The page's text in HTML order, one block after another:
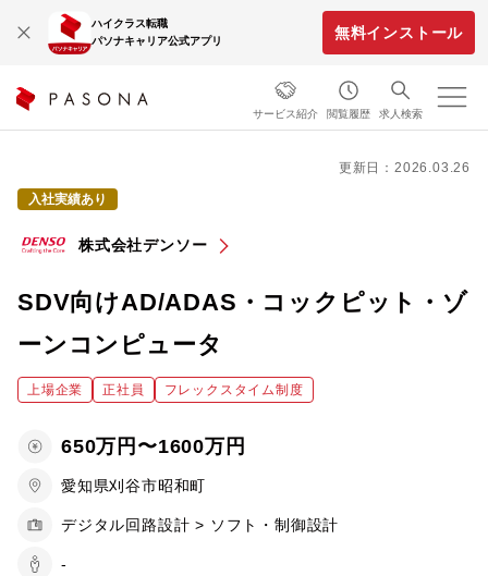
ハイクラス転職
パソナキャリア公式アプリ
無料インストール
サービス紹介 閲覧履歴 求人検索
更新日：2026.03.26
入社実績あり
株式会社デンソー
SDV向けAD/ADAS・コックピット・ゾ
ーンコンピュータ
上場企業 正社員 フレックスタイム制度
650万円〜1600万円
愛知県刈谷市昭和町
デジタル回路設計 > ソフト・制御設計
-